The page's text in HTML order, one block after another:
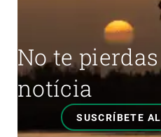
No te
notícia
SUSCRÍBETE